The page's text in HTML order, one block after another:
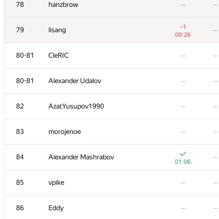
78 hanzbrow — —
79 lisang
−1
00:26
—
80-81 CleRIC — —
80-81 Alexander Udalov — —
82 AzatYusupov1990 — —
83 morojenoe — —
84 Alexander Mashrabov
01:06
—
85 vpike — —
86 Eddy — —
61-62 demidenko
+
00:22
63 primorial
64 Ostap Stoliarchuk
01:19
65 Um_nik
66 AnnKats93
01:11
67 schulz.ptz —
68 corki1984
69 izban
01:16